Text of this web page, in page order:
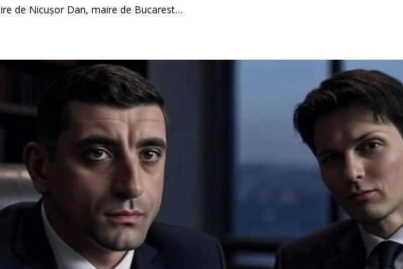
de Nicușor Dan, maire de Bucarest…